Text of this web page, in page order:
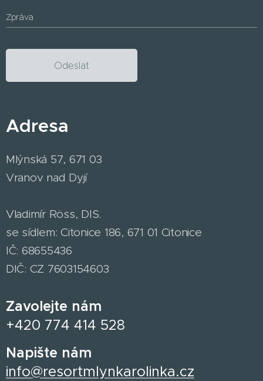
Zpráva
Odeslat
Adresa
Mlýnská 57, 671 03
Vranov nad Dyjí
Vladimír Röss, DIS.
se sídlem: Citonice 186, 671 01 Citonice
IČ: 68655436
DIČ: CZ 7603154603
Zavolejte nám
+420 774 414 528
Napište nám
info@resortmlynkarolinka.cz